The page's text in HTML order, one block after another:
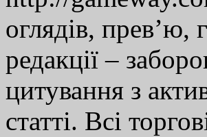
оглядів, прев’ю,
редакції –
цитування з
статті. Всі